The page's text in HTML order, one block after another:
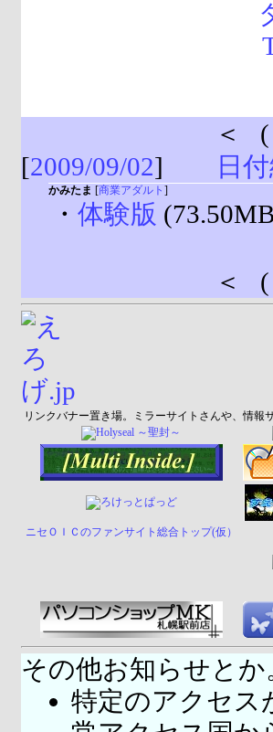
＜ (
[2009/09/02] 日
かみたま [商業アダルト ]
・ 体験版
＜ (
リンクバナー置き場。ミラーサイトさんや、情報
ニセＯＩＣのファンサイト総合トップ(仮）
その他お知らせとか
特定のアクセ